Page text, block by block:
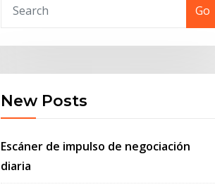
Go
New Posts
Escáner de impulso de negociación
diaria